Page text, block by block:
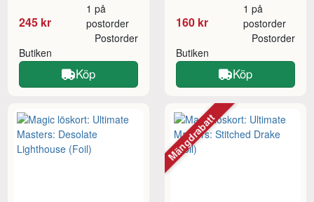
245 kr
1 på
postorder
Butiken
Postorder
Köp
160 kr
1 på
postorder
Butiken
Postorder
Köp
Mängdrabatt